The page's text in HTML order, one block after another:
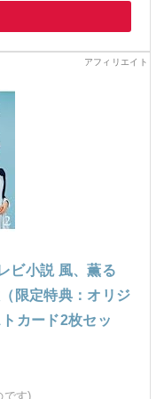
ビ小説 風、薫る
限定特典：オリジ
カード2枚セッ
です)